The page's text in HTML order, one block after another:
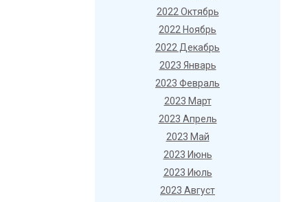
2022 Октябрь
2022 Ноябрь
2022 Декабрь
2023 Январь
2023 Февраль
2023 Март
2023 Апрель
2023 Май
2023 Июнь
2023 Июль
2023 Август